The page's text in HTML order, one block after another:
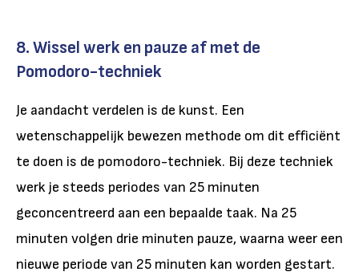
8. Wissel werk en pauze af met de
Pomodoro-techniek
Je aandacht verdelen is de kunst. Een
wetenschappelijk bewezen methode om dit efficiënt
te doen is de pomodoro-techniek. Bij deze techniek
werk je steeds periodes van 25 minuten
geconcentreerd aan een bepaalde taak. Na 25
minuten volgen drie minuten pauze, waarna weer een
nieuwe periode van 25 minuten kan worden gestart.